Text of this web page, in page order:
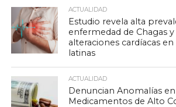
ACTUALIDAD
Estudio revela alta
enfermedad de Chagas
alteraciones cardíacas
latinas
ACTUALIDAD
Denuncian Anomalías en
Medicamentos de Alto